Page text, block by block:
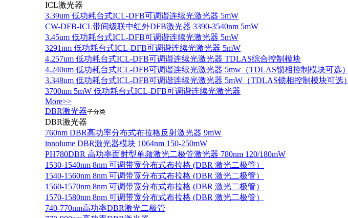
ICL激光器
3.39um 低功耗台式ICL-DFB可调谐连续光激光器 5mW
CW-DFB-ICL带间级联中红外DFB激光器 3390-3540nm 5mW
3.45um 低功耗台式ICL-DFB可调谐连续光激光器 5mW
3291nm 低功耗台式ICL-DFB可调谐连续光激光器 5mW
4.257um 低功耗台式ICL-DFB可调谐连续光激光器 TDLAS综合控制模块
4.240um 低功耗台式ICL-DFB可调谐连续光激光器 5mw（TDLAS锁相控制模块可选）
3.348um 低功耗台式ICL-DFB可调谐连续光激光器 5mW（TDLAS锁相控制模块可选）
3700nm 5mW 低功耗台式ICL-DFB可调谐连续光激光器
More>>
DBR激光器子分类
DBR激光器
760nm DBR高功率分布式布拉格反射激光器 9mW
innolume DBR激光器模块 1064nm 150-250mW
PH780DBR 高功率面射型单频激光二极管激光器 780nm 120/180mW
1530-1540nm 8nm 可调带宽分布式布拉格 (DBR 激光二极管）
1540-1560nm 8nm 可调带宽分布式布拉格 (DBR 激光二极管）
1560-1570nm 8nm 可调带宽分布式布拉格 (DBR 激光二极管）
1570-1580nm 8nm 可调带宽分布式布拉格 (DBR 激光二极管）
740-770nm高功率DBR激光二极管